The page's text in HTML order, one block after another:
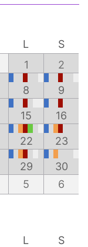
L
S
1 2
8 9
15 16
22 23
29
30
5 6
L
S